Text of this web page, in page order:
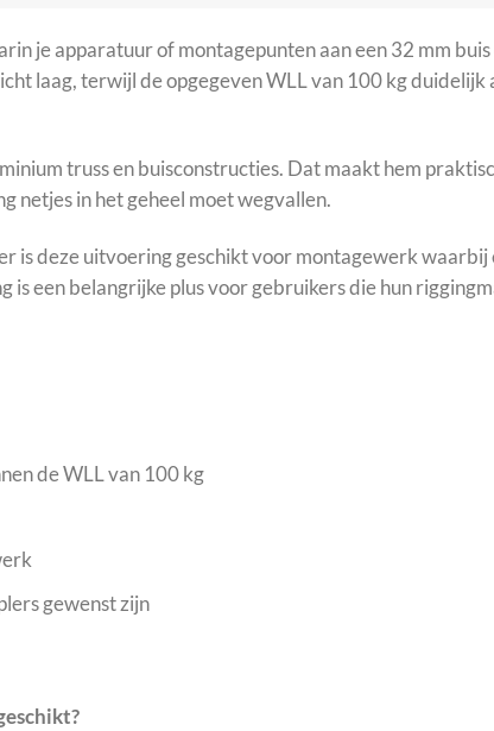
je apparatuur of montagepunten aan een 32 mm
laag, terwijl de opgegeven WLL van 100 kg duidelijk
truss en buisconstructies. Dat maakt hem
netjes in het geheel moet wegvallen.
is deze uitvoering geschikt voor montagewerk
is een belangrijke plus voor gebruikers die hun
de WLL van 100 kg
gewenst zijn